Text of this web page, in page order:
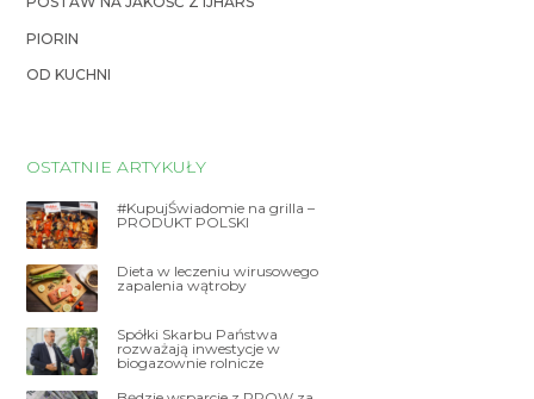
PIORIN
OD KUCHNI
OSTATNIE ARTYKUŁY
#KupujŚwiadomie na grilla –
PRODUKT POLSKI
Dieta w leczeniu wirusowego
zapalenia wątroby
Spółki Skarbu Państwa
rozważają inwestycje w
biogazownie rolnicze